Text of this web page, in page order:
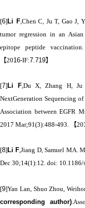
[6]Li F,Chen C, Ju T, Gao J,
tumor regression in an
epitope peptide vaccination.
【2016-IF:7.719】
[7]Li F ,Du X, Zhang H,
NextGeneration Sequencing
Association between EGFR
2017 Mar;91(3):488-493.
【20
[8]Li F ,Jiang D, Samuel MA.
Dec 30;14(1):12. doi: 10.1186/
[9]Yan Lan, Shuo Zhou,
corresponding author)